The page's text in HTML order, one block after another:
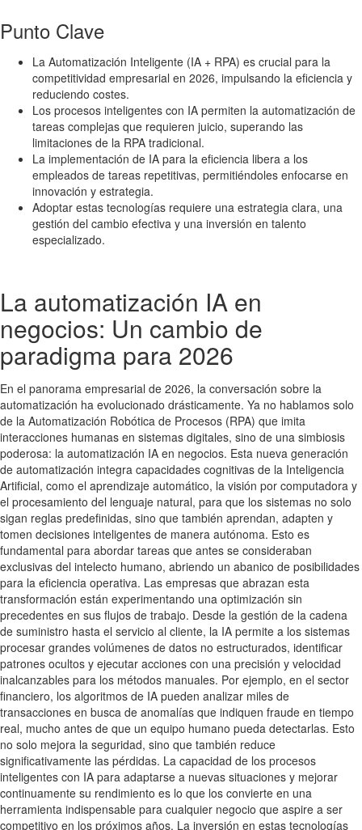
Punto Clave
La Automatización Inteligente (IA + RPA) es crucial para la
competitividad empresarial en 2026, impulsando la eficiencia y
reduciendo costes.
Los procesos inteligentes con IA permiten la automatización de
tareas complejas que requieren juicio, superando las
limitaciones de la RPA tradicional.
La implementación de IA para la eficiencia libera a los
empleados de tareas repetitivas, permitiéndoles enfocarse en
innovación y estrategia.
Adoptar estas tecnologías requiere una estrategia clara, una
gestión del cambio efectiva y una inversión en talento
especializado.
La automatización IA en
negocios: Un cambio de
paradigma para 2026
En el panorama empresarial de 2026, la conversación sobre la
automatización ha evolucionado drásticamente. Ya no hablamos solo
de la Automatización Robótica de Procesos (RPA) que imita
interacciones humanas en sistemas digitales, sino de una simbiosis
poderosa: la automatización IA en negocios. Esta nueva generación
de automatización integra capacidades cognitivas de la Inteligencia
Artificial, como el aprendizaje automático, la visión por computadora y
el procesamiento del lenguaje natural, para que los sistemas no solo
sigan reglas predefinidas, sino que también aprendan, adapten y
tomen decisiones inteligentes de manera autónoma. Esto es
fundamental para abordar tareas que antes se consideraban
exclusivas del intelecto humano, abriendo un abanico de posibilidades
para la eficiencia operativa. Las empresas que abrazan esta
transformación están experimentando una optimización sin
precedentes en sus flujos de trabajo. Desde la gestión de la cadena
de suministro hasta el servicio al cliente, la IA permite a los sistemas
procesar grandes volúmenes de datos no estructurados, identificar
patrones ocultos y ejecutar acciones con una precisión y velocidad
inalcanzables para los métodos manuales. Por ejemplo, en el sector
financiero, los algoritmos de IA pueden analizar miles de
transacciones en busca de anomalías que indiquen fraude en tiempo
real, mucho antes de que un equipo humano pueda detectarlas. Esto
no solo mejora la seguridad, sino que también reduce
significativamente las pérdidas. La capacidad de los procesos
inteligentes con IA para adaptarse a nuevas situaciones y mejorar
continuamente su rendimiento es lo que los convierte en una
herramienta indispensable para cualquier negocio que aspire a ser
competitivo en los próximos años. La inversión en estas tecnologías